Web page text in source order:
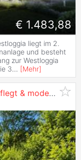
€ 1.483,88
liegt im 2.
und besteht
zur Westloggia
3... [Mehr]
& modernisiert